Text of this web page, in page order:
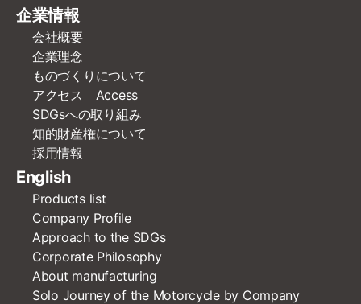
企業情報
会社概要
企業理念
ものづくりについて
アクセス Access
SDGsへの取り組み
知的財産権について
採用情報
English
Products list
Company Profile
Approach to the SDGs
Corporate Philosophy
About manufacturing
Solo Journey of the Motorcycle by Company